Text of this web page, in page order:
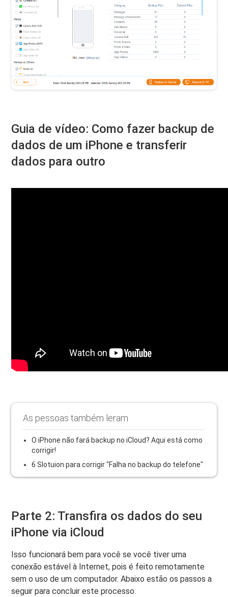
Guia de vídeo: Como fazer backup de
dados de um iPhone e transferir
dados para outro
As pessoas também leram
O iPhone não fará backup no iCloud? Aqui está como
corrigir!
6 Slotuion para corrigir "Falha no backup do telefone"
Parte 2: Transfira os dados do seu
iPhone via iCloud
Isso funcionará bem para você se você tiver uma
conexão estável à Internet, pois é feito remotamente
sem o uso de um computador. Abaixo estão os passos a
seguir para concluir este processo.